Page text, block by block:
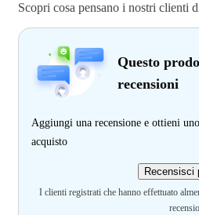
Scopri cosa pensano i nostri clienti
Questo
recensioni
Aggiungi una recensione e ottieni uno
acquisto
Recensisci
I clienti registrati che hanno effettuato